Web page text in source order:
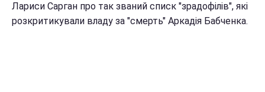
Лариси Сарган про так званий списк "зрадофілів", які
розкритикували владу за "смерть" Аркадія Бабченка.